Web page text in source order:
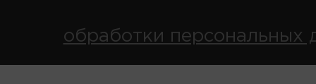
обработки персональных